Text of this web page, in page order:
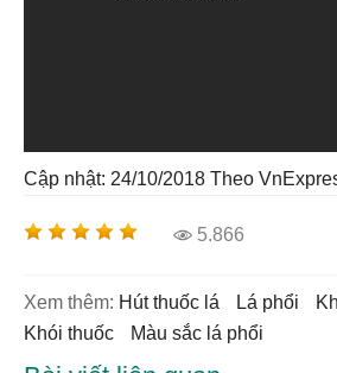
Cập nhật: 24/10/2018 Theo
5.866
Xem thêm: hút thuốc lá lá phổi
khói thuốc
màu sắc lá phổi